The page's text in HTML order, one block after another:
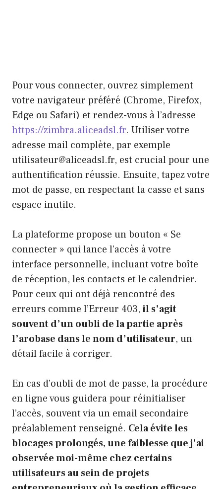
Pour vous connecter, ouvrez simplement
votre navigateur préféré (Chrome, Firefox,
Edge ou Safari) et rendez-vous à l’adresse
https://zimbra.aliceadsl.fr. Utiliser votre
adresse mail complète, par exemple
utilisateur@aliceadsl.fr, est crucial pour une
authentification réussie. Ensuite, tapez votre
mot de passe, en respectant la casse et sans
espace inutile.
La plateforme propose un bouton « Se
connecter » qui lance l’accès à votre
interface personnelle, incluant votre boîte
de réception, les contacts et le calendrier.
Pour ceux qui ont déjà rencontré des
erreurs comme l’Erreur 403, il s’agit
souvent d’un oubli de la partie après
l’arobase dans le nom d’utilisateur, un
détail facile à corriger.
En cas d’oubli de mot de passe, la procédure
en ligne vous guidera pour réinitialiser
l’accès, souvent via un email secondaire
préalablement renseigné. Cela évite les
blocages prolongés, une faiblesse que j’ai
observée moi-même chez certains
utilisateurs au sein de projets